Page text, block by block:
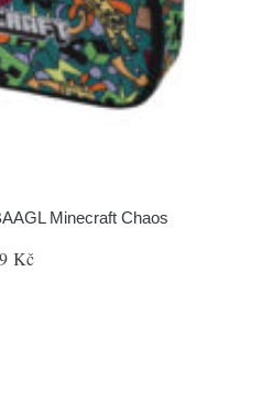
Minecraft Chaos
Kč